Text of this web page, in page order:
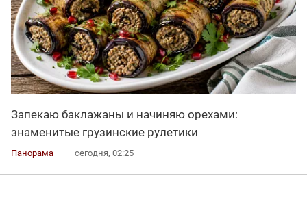
Запекаю баклажаны и начиняю орехами:
знаменитые грузинские рулетики
Панорама сегодня, 02:25